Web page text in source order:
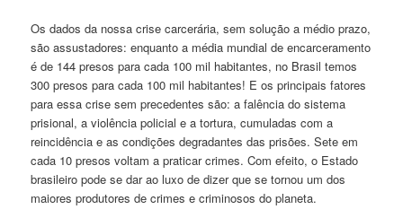
Os dados da nossa crise carcerária, sem solução a médio prazo,
são assustadores: enquanto a média mundial de encarceramento
é de 144 presos para cada 100 mil habitantes, no Brasil temos
300 presos para cada 100 mil habitantes! E os principais fatores
para essa crise sem precedentes são: a falência do sistema
prisional, a violência policial e a tortura, cumuladas com a
reincidência e as condições degradantes das prisões. Sete em
cada 10 presos voltam a praticar crimes. Com efeito, o Estado
brasileiro pode se dar ao luxo de dizer que se tornou um dos
maiores produtores de crimes e criminosos do planeta.